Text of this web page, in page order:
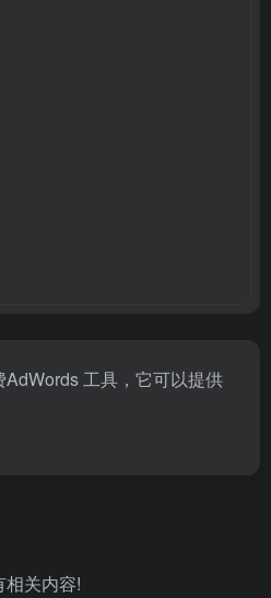
工具，它可以提供
相关内容!